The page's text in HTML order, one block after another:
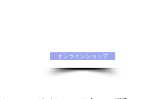
オンラインショップ